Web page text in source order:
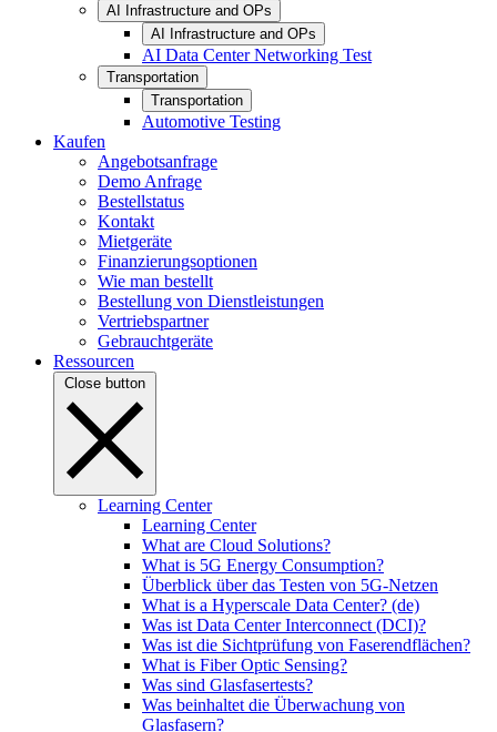
AI Infrastructure and OPs
AI Infrastructure and OPs
AI Data Center Networking Test
Transportation
Transportation
Automotive Testing
Kaufen
Angebotsanfrage
Demo Anfrage
Bestellstatus
Kontakt
Mietgeräte
Finanzierungsoptionen
Wie man bestellt
Bestellung von Dienstleistungen
Vertriebspartner
Gebrauchtgeräte
Ressourcen
Close button
Learning Center
Learning Center
What are Cloud Solutions?
What is 5G Energy Consumption?
Überblick über das Testen von 5G-Netzen
What is a Hyperscale Data Center? (de)
Was ist Data Center Interconnect (DCI)?
Was ist die Sichtprüfung von Faserendflächen?
What is Fiber Optic Sensing?
Was sind Glasfasertests?
Was beinhaltet die Überwachung von
Glasfasern?